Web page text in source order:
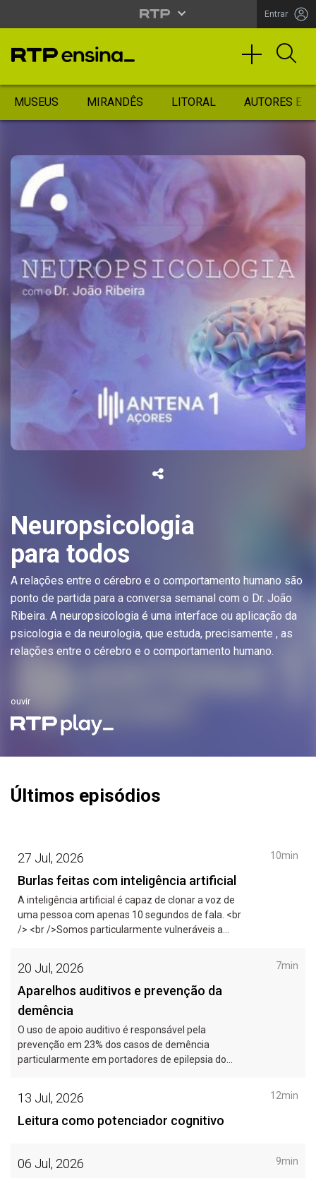
Entrar
MUSEUS MIRANDÊS LITORAL AUTORES
Neuropsicologia
para todos
A relações entre o cérebro e o comportamento humano são
ponto de partida para a conversa semanal com o Dr. João
Ribeira. A neuropsicologia é uma interface ou aplicação da
psicologia e da neurologia, que estuda, precisamente , as
relações entre o cérebro e o comportamento humano.
ouvir
Últimos episódios
27 Jul, 2026
Burlas feitas com inteligência artificial
A inteligência artificial é capaz de clonar a voz de
uma pessoa com apenas 10 segundos de fala. <br
/> <br />Somos particularmente vulneráveis a
implicitamente.
10min
20 Jul, 2026
Aparelhos auditivos e prevenção da
demência
O uso de apoio auditivo é responsável pela
prevenção em 23% dos casos de demência
particularmente em portadores de epilepsia do
7min
13 Jul, 2026
Leitura como potenciador cognitivo
12min
06 Jul, 2026
9min